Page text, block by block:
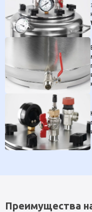
Преимущества